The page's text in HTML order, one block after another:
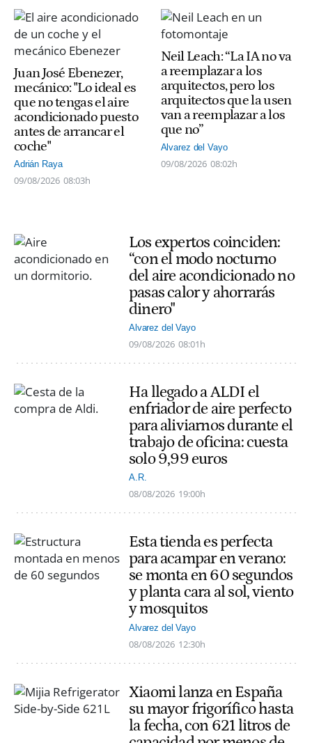
Juan José Ebenezer,
mecánico: "Lo ideal es
que no tengas el aire
acondicionado puesto
antes de arrancar el
coche"
Adrián Raya
09/08/2026 08:03h
Neil Leach: “La IA no va
a reemplazar a los
arquitectos, pero los
arquitectos que la usen
van a reemplazar a los
que no”
Alvarez del Vayo
09/08/2026 08:02h
Los expertos coinciden:
“con el modo nocturno
del aire acondicionado no
pasas calor y ahorrarás
dinero"
Alvarez del Vayo
09/08/2026 08:01h
Ha llegado a ALDI el
enfriador de aire perfecto
para aliviarnos durante el
trabajo de oficina: cuesta
solo 9,99 euros
A.R.
08/08/2026 19:00h
Esta tienda es perfecta
para acampar en verano:
se monta en 60 segundos
y planta cara al sol, viento
y mosquitos
Alvarez del Vayo
08/08/2026 12:30h
Xiaomi lanza en España
su mayor frigorífico hasta
la fecha, con 621 litros de